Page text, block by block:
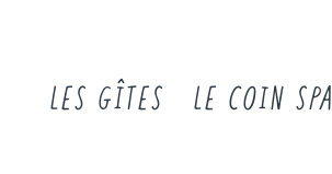
LES GÎTES LE COIN SPA